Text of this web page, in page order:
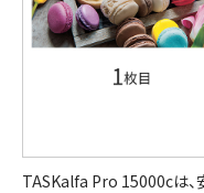
TASKalfa Pro 15000cは、